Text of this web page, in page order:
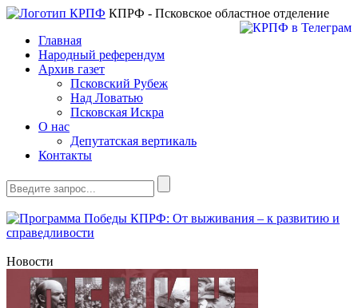
КПРФ - Псковское областное отделение
Главная
Народный референдум
Архив газет
Псковский Рубеж
Над Ловатью
Псковская Искра
О нас
Депутатская вертикаль
Контакты
Новости